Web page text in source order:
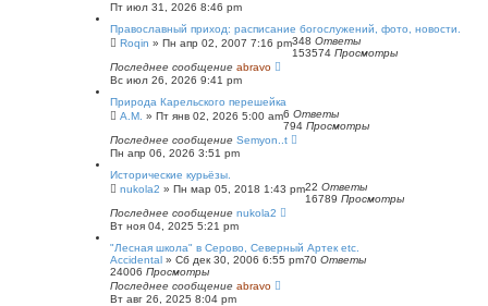
Пт июл 31, 2026 8:46 pm
Православный приход: расписание богослужений, фото, новости.
Roqin » Пн апр 02, 2007 7:16 pm348 Ответы
153574 Просмотры
Последнее сообщение abravo
Вс июл 26, 2026 9:41 pm
Природа Карельского перешейка
А.М. » Пт янв 02, 2026 5:00 am6 Ответы
794 Просмотры
Последнее сообщение Semyon..t
Пн апр 06, 2026 3:51 pm
Исторические курьёзы.
nukola2 » Пн мар 05, 2018 1:43 pm22 Ответы
16789 Просмотры
Последнее сообщение nukola2
Вт ноя 04, 2025 5:21 pm
"Лесная школа" в Серово, Северный Артек etc.
Accidental » Сб дек 30, 2006 6:55 pm70 Ответы
24006 Просмотры
Последнее сообщение abravo
Вт авг 26, 2025 8:04 pm